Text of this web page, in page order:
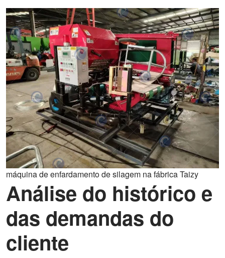
máquina de enfardamento de silagem na fábrica Taizy
Análise do histórico e
das demandas do
cliente